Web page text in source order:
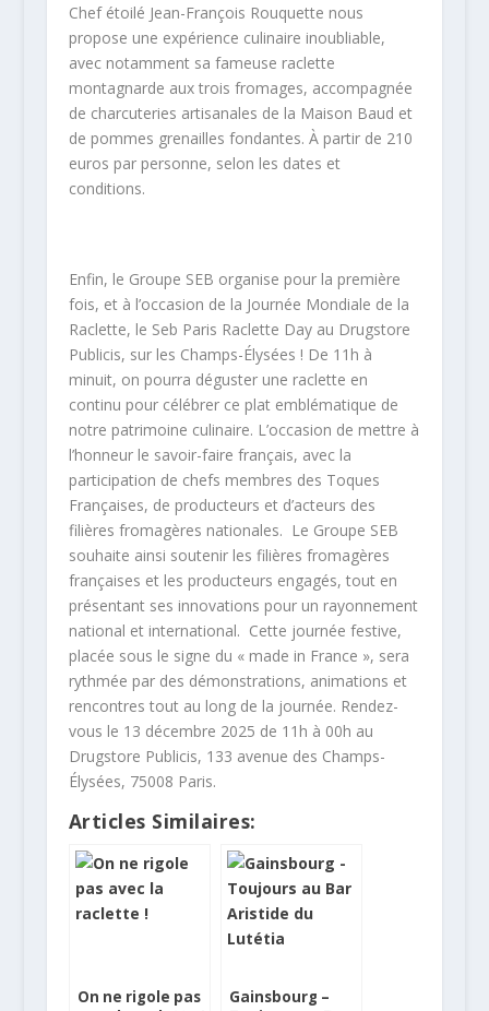
Chef étoilé Jean-François Rouquette nous
propose une expérience culinaire inoubliable,
avec notamment sa fameuse raclette
montagnarde aux trois fromages, accompagnée
de charcuteries artisanales de la Maison Baud et
de pommes grenailles fondantes. À partir de 210
euros par personne, selon les dates et
conditions.
Enfin, le Groupe SEB organise pour la première
fois, et à l’occasion de la Journée Mondiale de la
Raclette, le Seb Paris Raclette Day au Drugstore
Publicis, sur les Champs-Élysées ! De 11h à
minuit, on pourra déguster une raclette en
continu pour célébrer ce plat emblématique de
notre patrimoine culinaire. L’occasion de mettre à
l’honneur le savoir-faire français, avec la
participation de chefs membres des Toques
Françaises, de producteurs et d’acteurs des
filières fromagères nationales. Le Groupe SEB
souhaite ainsi soutenir les filières fromagères
françaises et les producteurs engagés, tout en
présentant ses innovations pour un rayonnement
national et international. Cette journée festive,
placée sous le signe du « made in France », sera
rythmée par des démonstrations, animations et
rencontres tout au long de la journée. Rendez-
vous le 13 décembre 2025 de 11h à 00h au
Drugstore Publicis, 133 avenue des Champs-
Élysées, 75008 Paris.
Articles Similaires:
On ne rigole pas
Gainsbourg –